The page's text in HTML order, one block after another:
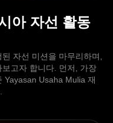
아 자선 활동
자선 미션을 마무리하며,
고자 합니다. 먼저, 가장
Yayasan Usaha Mulia 재